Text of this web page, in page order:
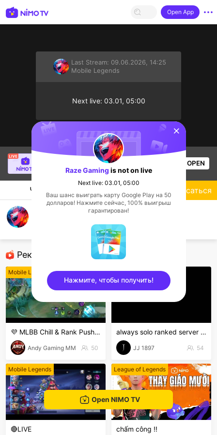
Open App
Last Stream: 09.06.2026, 14:25
Mobile Legends
Next live: 03.01, 05:00
Thầy Giáo Mườiis live!
League of Legends
3.4k Views OPEN
Чат
Рекомендованные стримеры
Mobile Legends
💜 MLBB Chill & Rank Push 🎮 | လာစကားပြောကြမယ်!
Andy Gaming MM 50
Mobile Legends
always solo ranked server 16ribu
JJ 1897 54
Mobile Legends
🔴LIVE
League of Legends
chấm công !!
Подписаться
Open NIMO TV
sentinelStart
Raze Gaming is not on live
Next live: 03.01, 05:00
Ваш шанс выиграть карту Google Play на 50
долларов! Нажмите сейчас, 100% выигрыш
гарантирован!
Нажмите, чтобы получить!
sentinelEnd